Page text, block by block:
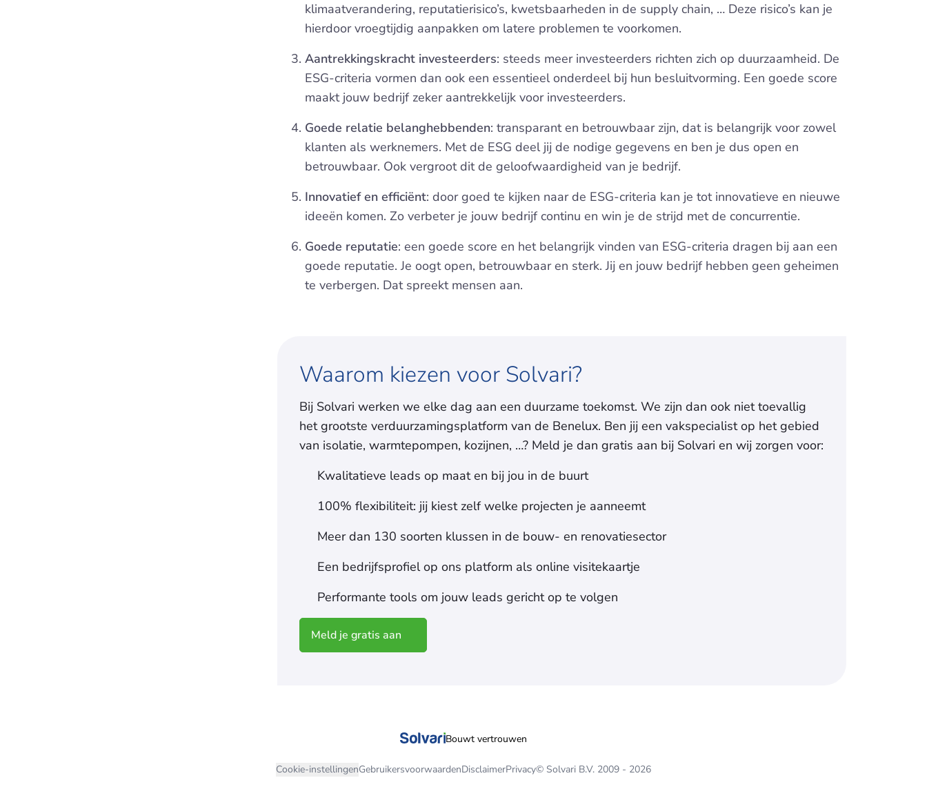
klimaatverandering, reputatierisico’s, kwetsbaarheden in de supply chain, … Deze risico’s kan je
hierdoor vroegtijdig aanpakken om latere problemen te voorkomen.
Aantrekkingskracht investeerders: steeds meer investeerders richten zich op duurzaamheid. De
ESG-criteria vormen dan ook een essentieel onderdeel bij hun besluitvorming. Een goede score
maakt jouw bedrijf zeker aantrekkelijk voor investeerders.
Goede relatie belanghebbenden: transparant en betrouwbaar zijn, dat is belangrijk voor zowel
klanten als werknemers. Met de ESG deel jij de nodige gegevens en ben je dus open en
betrouwbaar. Ook vergroot dit de geloofwaardigheid van je bedrijf.
Innovatief en efficiënt: door goed te kijken naar de ESG-criteria kan je tot innovatieve en nieuwe
ideeën komen. Zo verbeter je jouw bedrijf continu en win je de strijd met de concurrentie.
Goede reputatie: een goede score en het belangrijk vinden van ESG-criteria dragen bij aan een
goede reputatie. Je oogt open, betrouwbaar en sterk. Jij en jouw bedrijf hebben geen geheimen
te verbergen. Dat spreekt mensen aan.
Waarom kiezen voor Solvari?
Bij Solvari werken we elke dag aan een duurzame toekomst. We zijn dan ook niet toevallig
het grootste verduurzamingsplatform van de Benelux. Ben jij een vakspecialist op het gebied
van isolatie, warmtepompen, kozijnen, …? Meld je dan gratis aan bij Solvari en wij zorgen voor:
Kwalitatieve leads op maat en bij jou in de buurt
100% flexibiliteit: jij kiest zelf welke projecten je aanneemt
Meer dan 130 soorten klussen in de bouw- en renovatiesector
Een bedrijfsprofiel op ons platform als online visitekaartje
Performante tools om jouw leads gericht op te volgen
Meld je gratis aan
Bouwt vertrouwen
Cookie-instellingenGebruikersvoorwaardenDisclaimerPrivacy© Solvari B.V. 2009 - 2026